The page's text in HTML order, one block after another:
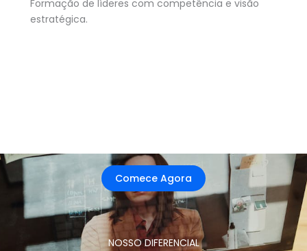
Formação de líderes com competência e visão
estratégica.
Comece Agora
NOSSO DIFERENCIAL